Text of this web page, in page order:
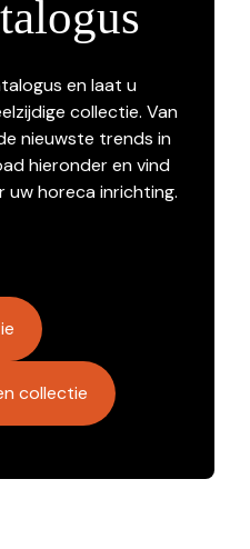
en laat u
collectie. Van
nieuwste trends in
hieronder en vind
horeca inrichting.
collectie